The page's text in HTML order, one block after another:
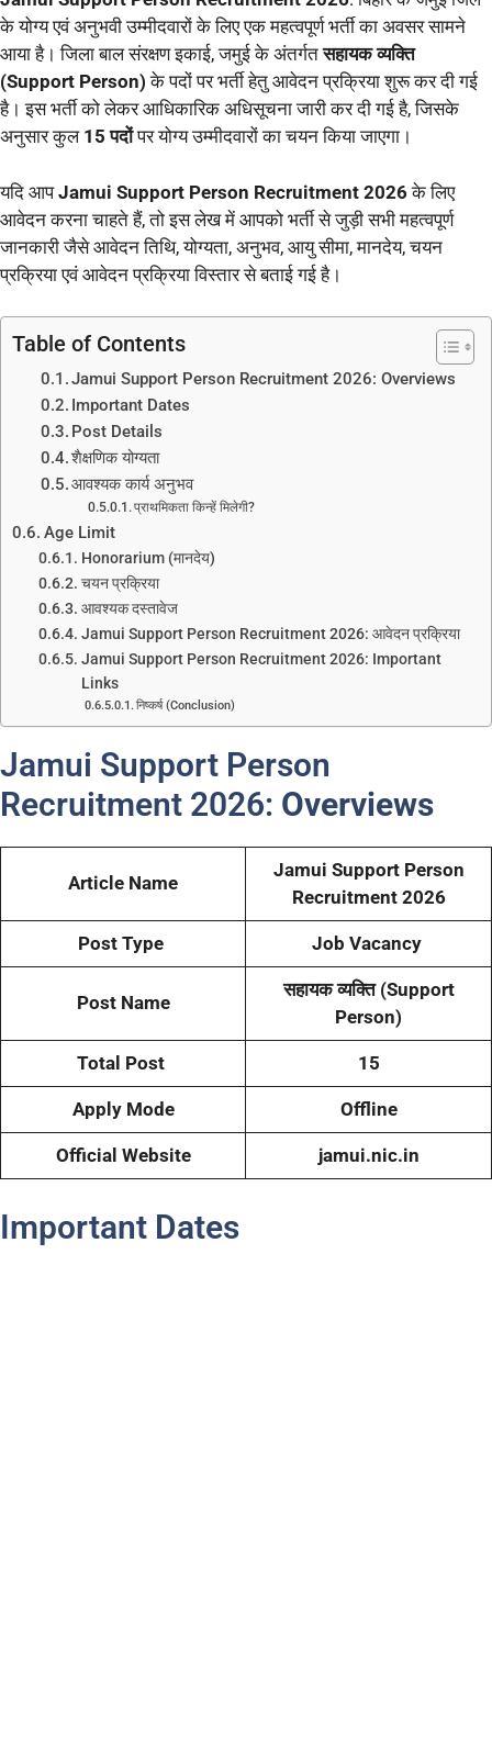
के योग्य एवं अनुभवी उम्मीदवारों के लिए एक महत्वपूर्ण भर्ती का अवसर सामने
आया है। जिला बाल संरक्षण इकाई, जमुई के अंतर्गतसहायक व्यक्ति
(Support Person) के पदों पर भर्ती हेतु आवेदन प्रक्रिया शुरू कर दी गई
है। इस भर्ती को लेकर आधिकारिक अधिसूचना जारी कर दी गई है, जिसके
अनुसार कुल 15 पदोंपर योग्य उम्मीदवारों का चयन किया जाएगा।
यदि आपJamui Support Person Recruitment 2026के लिए
आवेदन करना चाहते हैं, तो इस लेख में आपको भर्ती से जुड़ी सभी महत्वपूर्ण
जानकारी जैसे आवेदन तिथि, योग्यता, अनुभव, आयु सीमा, मानदेय, चयन
प्रक्रिया एवं आवेदन प्रक्रिया विस्तार से बताई गई है।
Table of Contents
Jamui Support Person Recruitment 2026: Overviews
Important Dates
Post Details
शैक्षणिक योग्यता
आवश्यक कार्य अनुभव
प्राथमिकता किन्हें मिलेगी?
Age Limit
Honorarium (मानदेय)
चयन प्रक्रिया
आवश्यक दस्तावेज
Jamui Support Person Recruitment 2026: आवेदन प्रक्रिया
Jamui Support Person Recruitment 2026: Important
Links
निष्कर्ष (Conclusion)
Jamui Support Person
Recruitment 2026: Overviews
Article Name
Jamui Support Person
Recruitment 2026
Post Type Job Vacancy
Post Name
सहायक व्यक्ति (Support
Person)
Total Post 15
Apply Mode Offline
Official Website jamui.nic.in
Important Dates